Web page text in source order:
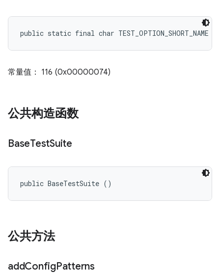
public static final char TEST_OPTION_SHORT_NAME
常量值： 116 (0x00000074)
公共构造函数
BaseTestSuite
public BaseTestSuite ()
公共方法
addConfigPatterns